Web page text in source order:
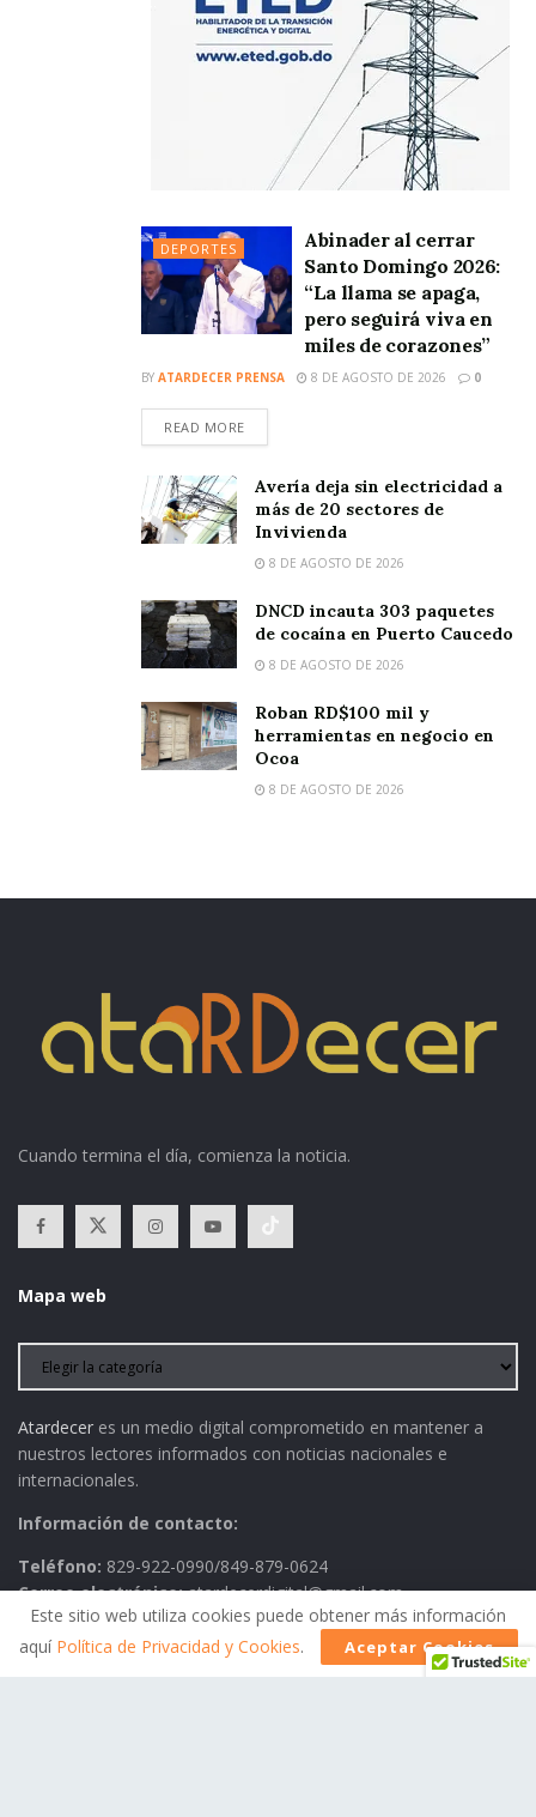
DEPORTES
Abinader al cerrar
Santo Domingo 2026:
“La llama se apaga,
pero seguirá viva en
miles de corazones”
BY ATARDECER PRENSA 8 DE AGOSTO DE 2026 0
READ MORE
Avería deja sin electricidad a
más de 20 sectores de
Invivienda
8 DE AGOSTO DE 2026
DNCD incauta 303 paquetes
de cocaína en Puerto Caucedo
8 DE AGOSTO DE 2026
Roban RD$100 mil y
herramientas en negocio en
Ocoa
8 DE AGOSTO DE 2026
Cuando termina el día, comienza la noticia.
Mapa web
Atardecer es un medio digital comprometido en mantener a
nuestros lectores informados con noticias nacionales e
internacionales.
Información de contacto:
Teléfono: 829-922-0990/849-879-0624
Correo electrónico:atardecerdigital@gmail.com
Este sitio web utiliza cookies puede obtener más información
aquí Política de Privacidad y Cookies. Aceptar Cookies